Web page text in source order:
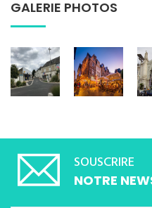
GALERIE PHOTOS
SOUSCRIRE
NOTRE